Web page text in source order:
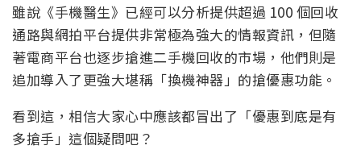
雖說《手機醫生》已經可以分析提供超過 100 個回收
通路與網拍平台提供非常極為強大的情報資訊，但隨
著電商平台也逐步搶進二手機回收的市場，他們則是
追加導入了更強大堪稱「換機神器」的搶優惠功能。
看到這，相信大家心中應該都冒出了「優惠到底是有
多搶手」這個疑問吧？